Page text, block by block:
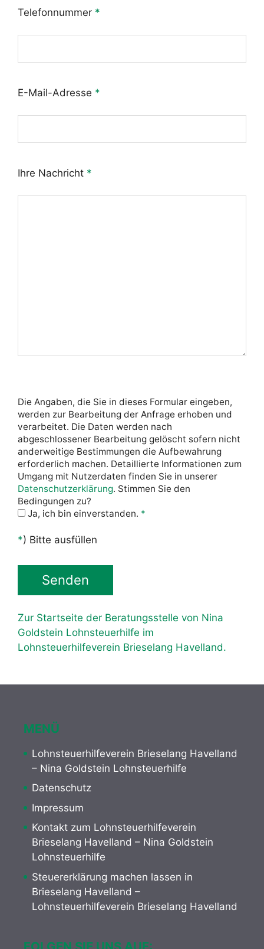
Telefonnummer *
E-Mail-Adresse *
Ihre Nachricht *
Die Angaben, die Sie in dieses Formular eingeben,
werden zur Bearbeitung der Anfrage erhoben und
verarbeitet. Die Daten werden nach
abgeschlossener Bearbeitung gelöscht sofern nicht
anderweitige Bestimmungen die Aufbewahrung
erforderlich machen. Detaillierte Informationen zum
Umgang mit Nutzerdaten finden Sie in unserer
Datenschutzerklärung. Stimmen Sie den
Bedingungen zu?
Ja, ich bin einverstanden. *
*) Bitte ausfüllen
Zur Startseite der Beratungsstelle von Nina
Goldstein Lohnsteuerhilfe im
Lohnsteuerhilfeverein Brieselang Havelland.
MENÜ
Lohnsteuerhilfeverein Brieselang Havelland
– Nina Goldstein Lohnsteuerhilfe
Datenschutz
Impressum
Kontakt zum Lohnsteuerhilfeverein
Brieselang Havelland – Nina Goldstein
Lohnsteuerhilfe
Steuererklärung machen lassen in
Brieselang Havelland –
Lohnsteuerhilfeverein Brieselang Havelland